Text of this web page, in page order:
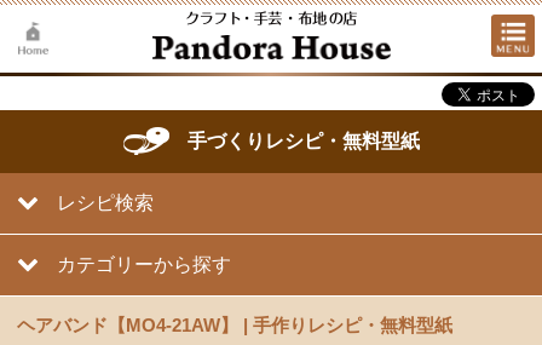
手づくりレシピ・無料型紙
レシピ検索
カテゴリーから探す
ヘアバンド【MO4-21AW】 | 手作りレシピ・無料型紙